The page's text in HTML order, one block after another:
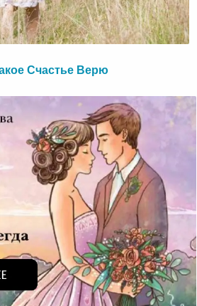
Счастье Верю